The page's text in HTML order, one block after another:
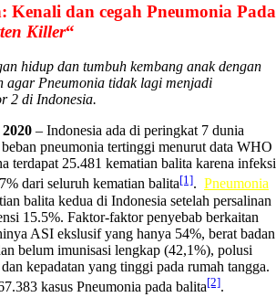
Kenali dan cegah Pneumonia Pada
Killer“
hidup dan tumbuh kembang anak dengan
agar Pneumonia tidak lagi menjadi
2 di Indonesia.
– Indonesia ada di peringkat 7 dunia
beban pneumonia tertinggi menurut data WHO
terdapat 25.481 kematian balita karena infeksi
dari seluruh kematian balita[1]. Pneumonia
balita kedua di Indonesia setelah persalinan
15.5%. Faktor-faktor penyebab berkaitan
ASI ekslusif yang hanya 54%, berat badan
belum imunisasi lengkap (42,1%), polusi
kepadatan yang tinggi pada rumah tangga.
kasus Pneumonia pada balita[2].